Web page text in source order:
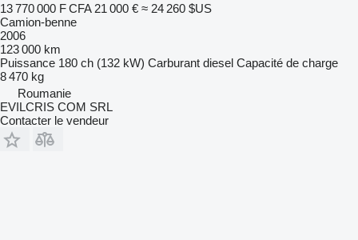
13 770 000 F CFA 21 000 € ≈ 24 260 $US
Camion-benne
2006
123 000 km
Puissance 180 ch (132 kW) Carburant diesel Capacité de charge
8 470 kg
Roumanie
EVILCRIS COM SRL
Contacter le vendeur